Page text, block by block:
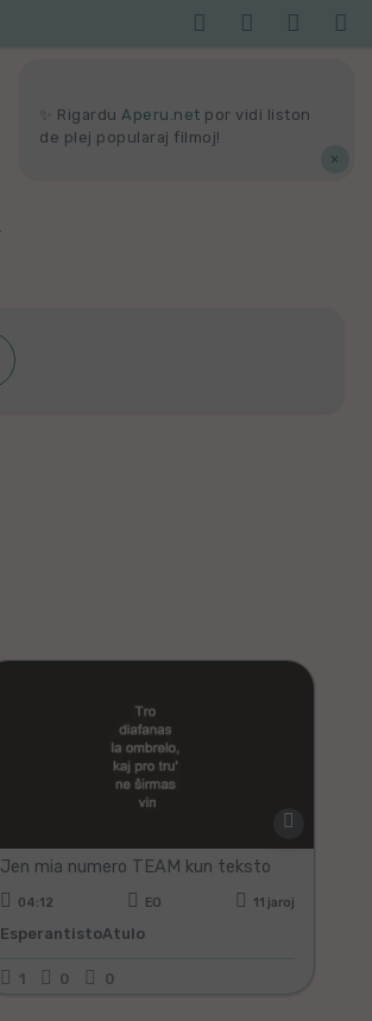
   
✨ Rigardu Aperu.net por vidi liston
de plej popularaj filmoj!
×
Jen mia numero TEAM kun teksto
04:12 EO 11 jaroj
EsperantistoAtulo
1 0 0
Muziko